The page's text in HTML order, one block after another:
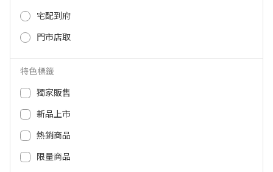
宅配到府
門市店取
特色標籤
獨家販售
新品上市
熱銷商品
限量商品
會員服務
購物須知
客服中心